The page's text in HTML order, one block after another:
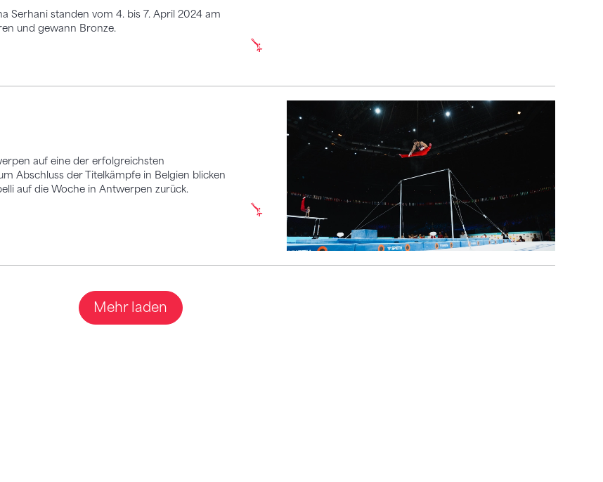
Serhani standen vom 4. bis 7. April 2024 am
und gewann Bronze.
auf eine der erfolgreichsten
Abschluss der Titelkämpfe in Belgien blicken
auf die Woche in Antwerpen zurück.
Mehr laden